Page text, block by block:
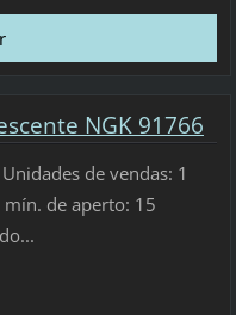
NGK 91766
de vendas: 1
mín. de aperto: 15